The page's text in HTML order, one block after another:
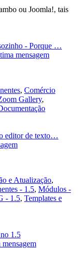
ou Joomla!, tais
- Porque …
mensagem
, Comércio
Gallery,
editor de texto…
e Atualização,
- 1.5, Módulos -
- 1.5, Templates e
1.5